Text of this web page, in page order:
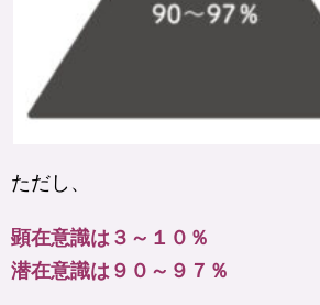
ただし、
顕在意識は３～１０％
潜在意識は９０～９７％